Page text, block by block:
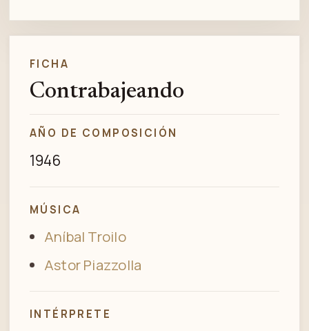
FICHA
Contrabajeando
AÑO DE COMPOSICIÓN
1946
MÚSICA
Aníbal Troilo
Astor Piazzolla
INTÉRPRETE